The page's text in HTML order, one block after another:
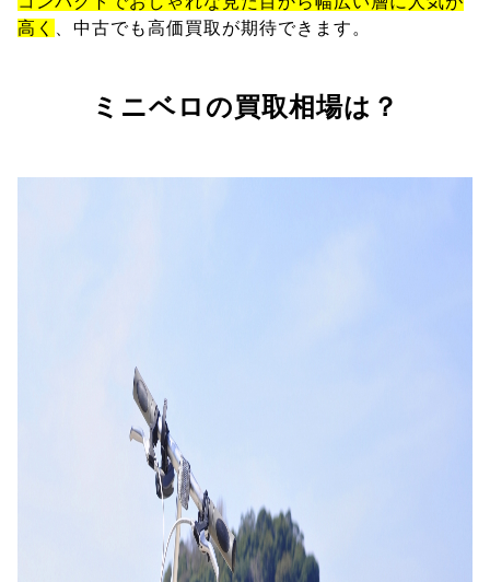
高く
、中古でも高価買取が期待できます。
ミニベロの買取相場は？